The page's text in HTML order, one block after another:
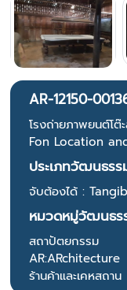
AR-12150-
โรงถ่ายภาพยนต์โต๊
Fon Location
ประเภทวัฒนธรร
จับต้องได้ :
หมวดหมู่วัฒนธร
สถาปัตยกรรม
AR:ARchitecture
ร้านค้าและเคหสถาน